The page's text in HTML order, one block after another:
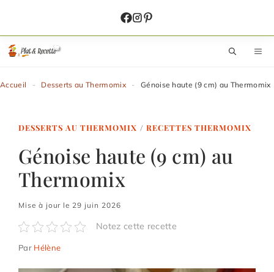
contenu
Accueil - Desserts au Thermomix - Génoise haute (9 cm) au Thermomix
DESSERTS AU THERMOMIX / RECETTES THERMOMIX
Génoise haute (9 cm) au
Thermomix
Mise à jour le 29 juin 2026
Notez cette recette
Par Hélène